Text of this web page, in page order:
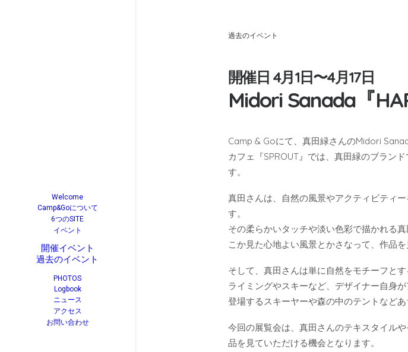
Welcome
Camp&Goについて
6つのSITE
イベント
開催イベント
過去のイベント
PHOTOS
Logbook
ニュース
アクセス
お問い合わせ
過去のイベント
開催日 4月1日〜4月17日
Midori Sanada『
Camp & Goにて、真田緑さんのMidori
カフェ『SPROUT』では、真田緑のブラ
す。
真田さんは、自然の風景やアクティビティ
す。
その柔らかいタッチや淡い色彩で描かれる
こか見た心地よい風景とかさなって、作品
そして、真田さんは単に自然をモチーフと
ライミングやスキーなど、デザイナー自身
登場するスキーヤーや森の中のテントなど
今回の展覧会は、真田さんのテキスタイル
品を見ていただける機会となります。